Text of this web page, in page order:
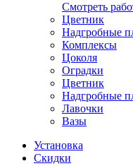
Смотреть
Цветник
Надгробные
Комплексы
Цоколя
Оградки
Цветник
Надгробные
Лавочки
Вазы
Установка
Скидки